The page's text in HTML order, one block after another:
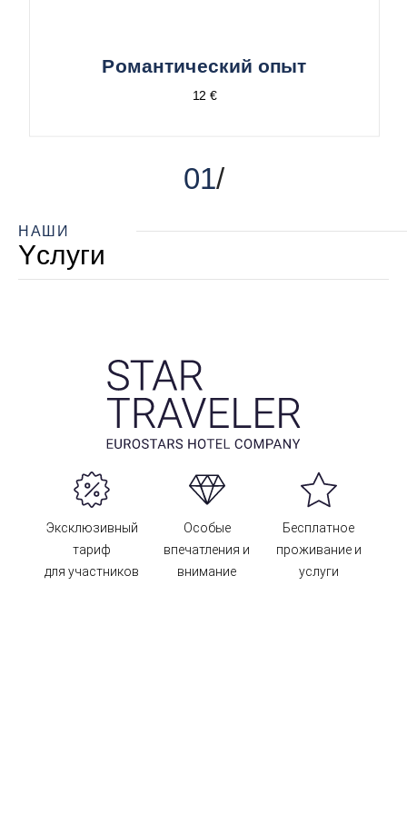
01
Pомантический опыт
12 €
НАШИ
Yслуги
Эксклюзивный
тариф
для участников
Особые
впечатления и
внимание
Бесплатное
проживание и
услуги